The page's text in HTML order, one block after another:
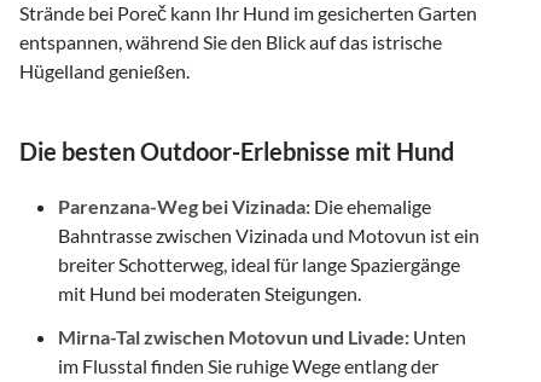
Strände bei Poreč kann Ihr Hund im gesicherten Garten
entspannen, während Sie den Blick auf das istrische
Hügelland genießen.
Die besten Outdoor-Erlebnisse mit Hund
Parenzana-Weg bei Vizinada: Die ehemalige
Bahntrasse zwischen Vizinada und Motovun ist ein
breiter Schotterweg, ideal für lange Spaziergänge
mit Hund bei moderaten Steigungen.
Mirna-Tal zwischen Motovun und Livade: Unten
im Flusstal finden Sie ruhige Wege entlang der